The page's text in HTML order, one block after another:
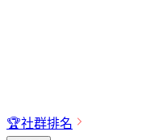
🏆社群排名